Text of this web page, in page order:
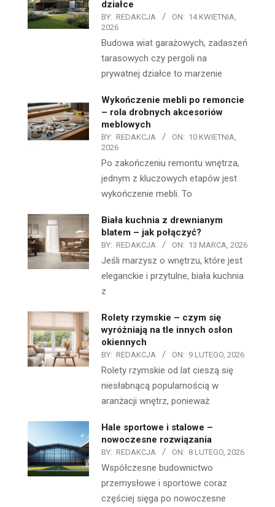
działce
BY: REDAKCJA ON: 14 KWIETNIA,
2026
Budowa wiat garażowych, zadaszeń
tarasowych czy pergoli na
prywatnej działce to marzenie
Wykończenie mebli po remoncie
– rola drobnych akcesoriów
meblowych
BY: REDAKCJA ON: 10 KWIETNIA,
2026
Po zakończeniu remontu wnętrza,
jednym z kluczowych etapów jest
wykończenie mebli. To
Biała kuchnia z drewnianym
blatem – jak połączyć?
BY: REDAKCJA ON: 13 MARCA, 2026
Jeśli marzysz o wnętrzu, które jest
eleganckie i przytulne, biała kuchnia
z
Rolety rzymskie – czym się
wyróżniają na tle innych osłon
okiennych
BY: REDAKCJA ON: 9 LUTEGO, 2026
Rolety rzymskie od lat cieszą się
niesłabnącą popularnością w
aranżacji wnętrz, ponieważ
Hale sportowe i stalowe –
nowoczesne rozwiązania
BY: REDAKCJA ON: 8 LUTEGO, 2026
Współczesne budownictwo
przemysłowe i sportowe coraz
częściej sięga po nowoczesne